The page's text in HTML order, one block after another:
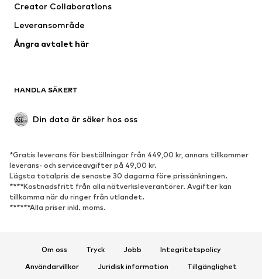
Underkläder
Kappor
Badkläder
Upcycling
Populärt
Sneakers
Stövletter
Pumps & högklackade skor
Stövlar
Sandaler
Pantoletter
Inneskor
Exklusiv
Creator Collaborations
Leveransområde
Ångra avtalet här
HANDLA SÄKERT
Din data är säker hos oss
*Gratis leverans för beställningar från 449,00 kr, annars tillkommer
leverans- och serviceavgifter på 49,00 kr.
Lägsta totalpris de senaste 30 dagarna före prissänkningen.
****Kostnadsfritt från alla nätverksleverantörer. Avgifter kan
tillkomma när du ringer från utlandet.
******Alla priser inkl. moms.
Om oss Tryck Jobb
Integritetspolicy
Användarvillkor
Juridisk information
Tillgänglighet